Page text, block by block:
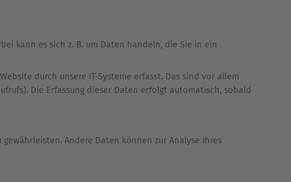
kann es sich z. B. um Daten handeln, die Sie in ein
durch unsere IT-Systeme erfasst. Das sind vor allem
Die Erfassung dieser Daten erfolgt automatisch, sobald
Andere Daten können zur Analyse Ihres